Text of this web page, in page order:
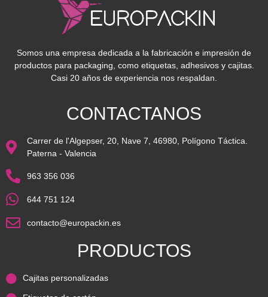
Somos una empresa dedicada a la fabricación e impresión de
productos para packaging, como etiquetas, adhesivos y cajitas.
Casi 20 años de experiencia nos respaldan.
CONTACTANOS
Carrer de l'Algepser, 20, Nave 7, 46980, Polígono Táctica.
Paterna - Valencia
963 356 036
644 751 124
contacto@europackin.es
PRODUCTOS
Cajitas personalizadas